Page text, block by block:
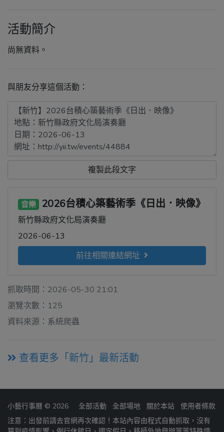
活動簡介
尚無資料。
與朋友分享這個活動：
複製此段文字
音樂 2026台積心築藝術季《日出．映像》
新竹縣政府文化局演奏廳
2026-06-13
前往相關連結網址
抓取時間：2026-05-30 21:01
瀏覽次數：125
資料來源：系統爬蟲
查看更多「新竹」最新活動
小藝行事曆 © 2026 全部活動 全部場地 關於本站
使用者條款
注意：出發前請去官網再次確認！本站內容由程式自動抓取，沒有